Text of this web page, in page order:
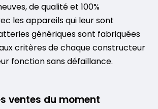
de qualité et 100%
les appareils qui leur sont
génériques sont fabriquées
critères de chaque constructeur
fonction sans défaillance.
ventes du moment